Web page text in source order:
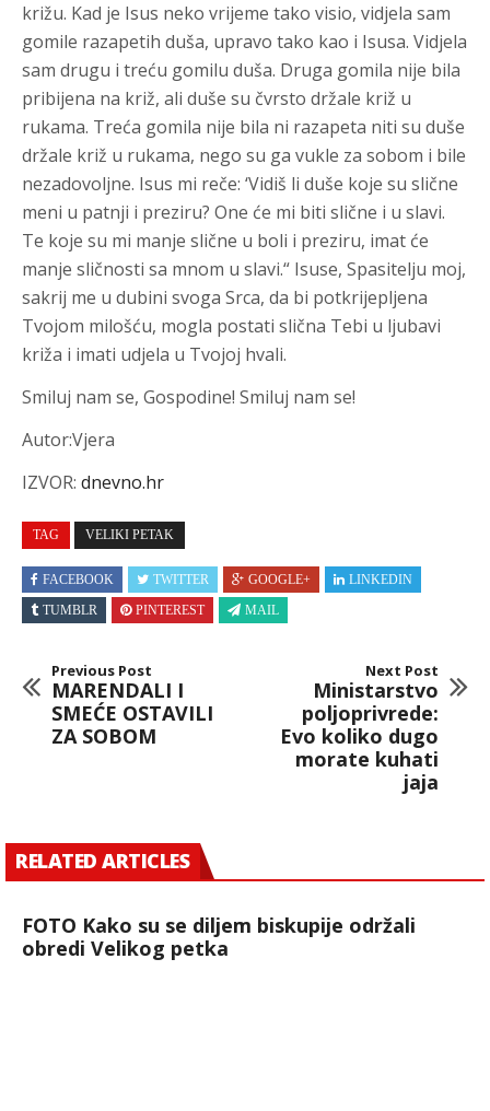
križu. Kad je Isus neko vrijeme tako visio, vidjela sam
gomile razapetih duša, upravo tako kao i Isusa. Vidjela
sam drugu i treću gomilu duša. Druga gomila nije bila
pribijena na križ, ali duše su čvrsto držale križ u
rukama. Treća gomila nije bila ni razapeta niti su duše
držale križ u rukama, nego su ga vukle za sobom i bile
nezadovoljne. Isus mi reče: ‘Vidiš li duše koje su slične
meni u patnji i preziru? One će mi biti slične i u slavi.
Te koje su mi manje slične u boli i preziru, imat će
manje sličnosti sa mnom u slavi.“ Isuse, Spasitelju moj,
sakrij me u dubini svoga Srca, da bi potkrijepljena
Tvojom milošću, mogla postati slična Tebi u ljubavi
križa i imati udjela u Tvojoj hvali.
Smiluj nam se, Gospodine! Smiluj nam se!
Autor:Vjera
IZVOR: dnevno.hr
TAG VELIKI PETAK
FACEBOOK TWITTER GOOGLE+
LINKEDIN
TUMBLR
PINTEREST MAIL
Previous Post
MARENDALI I
SMEĆE OSTAVILI
ZA SOBOM
Next Post
Ministarstvo
poljoprivrede:
Evo koliko dugo
morate kuhati
jaja
RELATED ARTICLES
FOTO Kako su se diljem biskupije održali
obredi Velikog petka